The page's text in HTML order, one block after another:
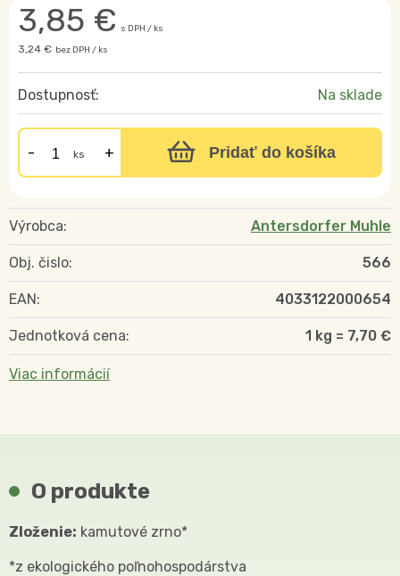
3,85 € s DPH / ks
3,24 € bez DPH / ks
Dostupnosť: Na sklade
ks Pridať do košíka
Výrobca: Antersdorfer Muhle
Obj. čislo: 566
EAN: 4033122000654
Jednotková cena: 1 kg = 7,70 €
Viac informácií
O produkte
Zloženie: kamutové zrno*
*z ekologického poľnohospodárstva